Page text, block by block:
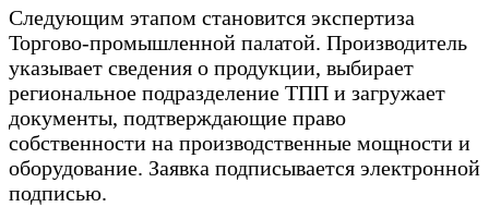
Следующим этапом становится экспертиза
Торгово-промышленной палатой. Производитель
указывает сведения о продукции, выбирает
региональное подразделение ТПП и загружает
документы, подтверждающие право
собственности на производственные мощности и
оборудование. Заявка подписывается электронной
подписью.